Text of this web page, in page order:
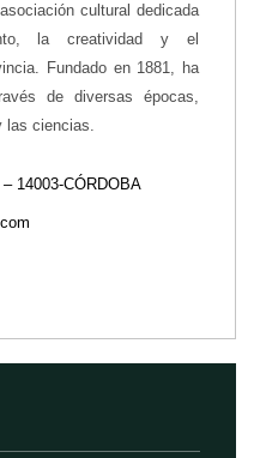
cultural dedicada
la creatividad y el
Fundado en 1881, ha
de diversas épocas,
las ciencias.
14003-CÓRDOBA